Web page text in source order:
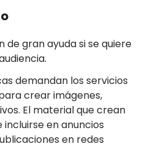
de gran ayuda si se quiere
demandan los servicios
crear imágenes,
El material que crean
en anuncios
en redes